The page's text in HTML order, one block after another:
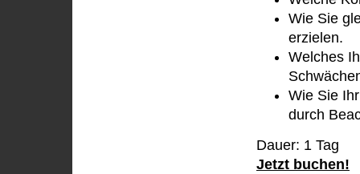
Wie Sie
erzielen.
Welches
Wie Sie
durch
Dauer: 1 Tag
Jetzt buchen!